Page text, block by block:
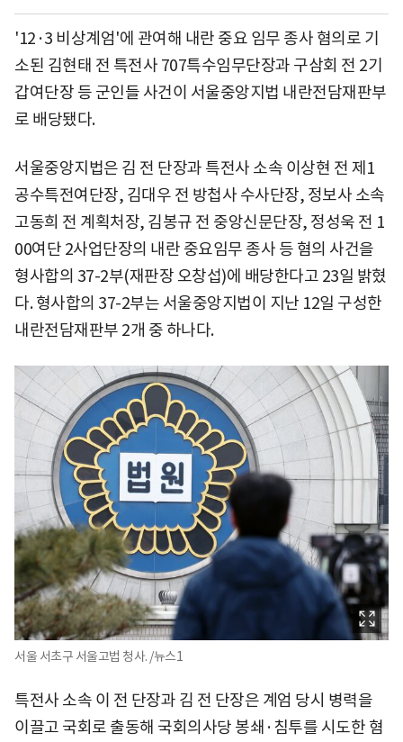
'12·3 비상계엄'에 관여해 내란 중요 임무 종사 혐의로 기
소된 김현태 전 특전사 707특수임무단장과 구삼회 전 2기
갑여단장 등 군인들 사건이 서울중앙지법 내란전담재판부
로 배당됐다.
서울중앙지법은 김 전 단장과 특전사 소속 이상현 전 제1
공수특전여단장, 김대우 전 방첩사 수사단장, 정보사 소속
고동희 전 계획처장, 김봉규 전 중앙신문단장, 정성욱 전 1
00여단 2사업단장의 내란 중요임무 종사 등 혐의 사건을
형사합의 37-2부(재판장 오창섭)에 배당한다고 23일 밝혔
다. 형사합의 37-2부는 서울중앙지법이 지난 12일 구성한
내란전담재판부 2개 중 하나다.
서울 서초구 서울고법 청사. /뉴스1
특전사 소속 이 전 단장과 김 전 단장은 계엄 당시 병력을
이끌고 국회로 출동해 국회의사당 봉쇄·침투를 시도한 혐